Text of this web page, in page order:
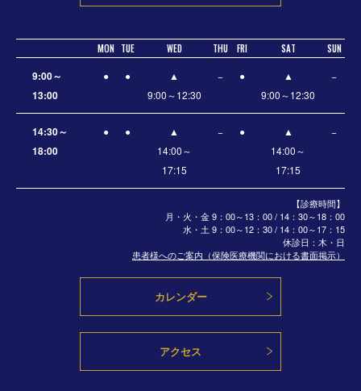
MON TUE WED THU FRI SAT SUN
【診療時間】
月・火・金 9：00～13：00 / 14：30～18：00
水・土 9：00～12：30 / 14：00～17：15
休診日：木・日
患者様へのご案内（保険医療機関における書面掲示）
9:00～
13:00
● ●
▲
9:00～12:30
− ●
▲
9:00～12:30
−
14:30～
18:00
● ●
▲
14:00～
17:15
− ●
▲
14:00～
17:15
−
カレンダー
アクセス